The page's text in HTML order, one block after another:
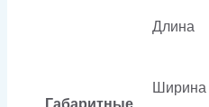
Габаритные
Длина
Ширина